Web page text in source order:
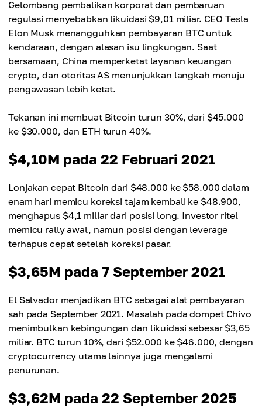
Gelombang pembalikan korporat dan pembaruan
regulasi menyebabkan likuidasi $9,01 miliar. CEO Tesla
Elon Musk menangguhkan pembayaran BTC untuk
kendaraan, dengan alasan isu lingkungan. Saat
bersamaan, China memperketat layanan keuangan
crypto, dan otoritas AS menunjukkan langkah menuju
pengawasan lebih ketat.
Tekanan ini membuat Bitcoin turun 30%, dari $45.000
ke $30.000, dan ETH turun 40%.
$4,10M pada 22 Februari 2021
Lonjakan cepat Bitcoin dari $48.000 ke $58.000 dalam
enam hari memicu koreksi tajam kembali ke $48.900,
menghapus $4,1 miliar dari posisi long. Investor ritel
memicu rally awal, namun posisi dengan leverage
terhapus cepat setelah koreksi pasar.
$3,65M pada 7 September 2021
El Salvador menjadikan BTC sebagai alat pembayaran
sah pada September 2021. Masalah pada dompet Chivo
menimbulkan kebingungan dan likuidasi sebesar $3,65
miliar. BTC turun 10%, dari $52.000 ke $46.000, dengan
cryptocurrency utama lainnya juga mengalami
penurunan.
$3,62M pada 22 September 2025